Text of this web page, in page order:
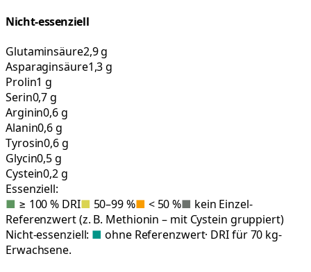
Nicht-essenziell
Glutaminsäure2,9 g
Asparaginsäure1,3 g
Prolin1 g
Serin0,7 g
Arginin0,6 g
Alanin0,6 g
Tyrosin0,6 g
Glycin0,5 g
Cystein0,2 g
Essenziell:
■ ≥ 100 % DRI■ 50–99 %■ < 50 %■ kein Einzel-
Referenzwert (z. B. Methionin – mit Cystein gruppiert)
Nicht-essenziell: ■ ohne Referenzwert· DRI für 70 kg-
Erwachsene.